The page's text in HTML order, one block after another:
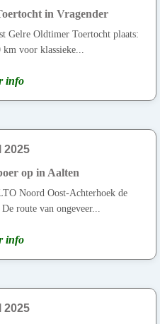
in Vragender
Gelre Oldtimer Toertocht plaats:
voor klassieke...
info
2025
op in Aalten
Noord Oost-Achterhoek de
route van ongeveer...
info
2025